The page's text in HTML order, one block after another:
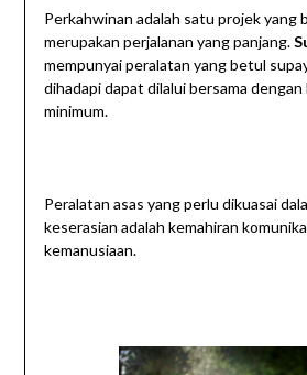
Perkahwinan adalah satu projek yang
merupakan perjalanan yang panjang.
mempunyai peralatan yang betul
dihadapi dapat dilalui bersama
minimum.
Peralatan asas yang perlu dikuasai
keserasian adalah kemahiran
kemanusiaan.